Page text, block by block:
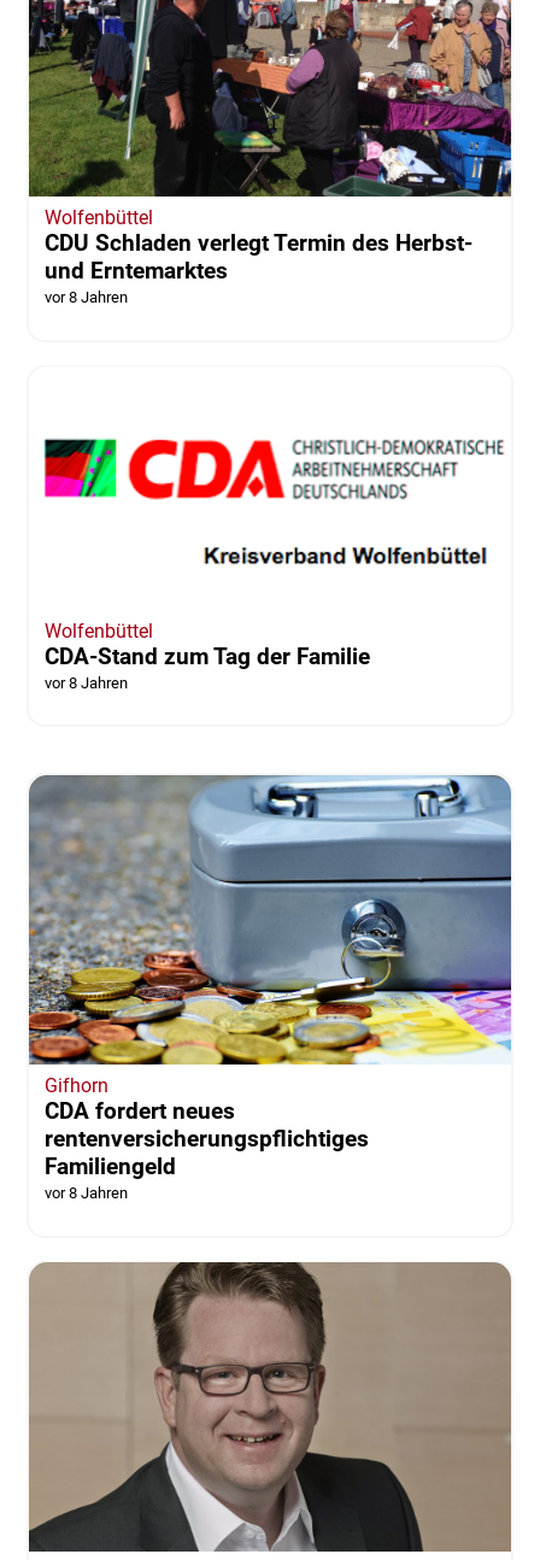
Wolfenbüttel
CDU Schladen verlegt Termin des Herbst-
und Erntemarktes
vor 8 Jahren
Wolfenbüttel
CDA-Stand zum Tag der Familie
vor 8 Jahren
Gifhorn
CDA fordert neues
rentenversicherungspflichtiges
Familiengeld
vor 8 Jahren